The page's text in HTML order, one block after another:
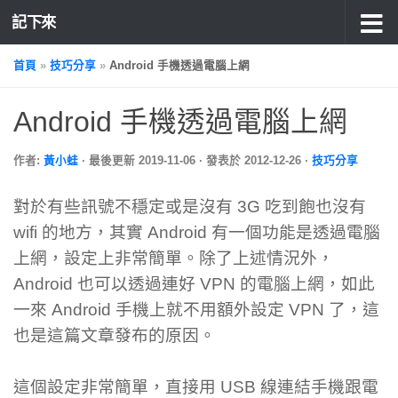
記下來
首頁 » 技巧分享 » Android 手機透過電腦上網
Android 手機透過電腦上網
作者: 黃小蛙 · 最後更新 2019-11-06 · 發表於 2012-12-26 · 技巧分享
對於有些訊號不穩定或是沒有 3G 吃到飽也沒有
wifi 的地方，其實 Android 有一個功能是透過電腦
上網，設定上非常簡單。除了上述情況外，
Android 也可以透過連好 VPN 的電腦上網，如此
一來 Android 手機上就不用額外設定 VPN 了，這
也是這篇文章發布的原因。
這個設定非常簡單，直接用 USB 線連結手機跟電